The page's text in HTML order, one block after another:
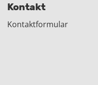
Kontakt
Kontaktformular